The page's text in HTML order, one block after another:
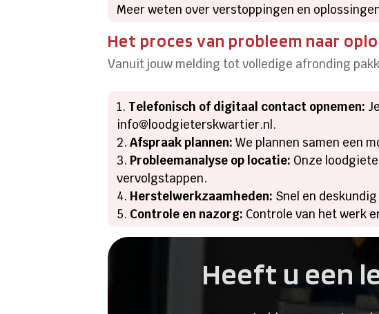
Meer weten over verstoppingen en
Het proces van probleem naar
Vanuit jouw melding tot volledige afronding
Telefonisch of digitaal contact opnemen:
info@loodgieterskwartier.nl.
Afspraak plannen: We plannen samen een
Probleemanalyse op locatie: Onze
vervolgstappen.
Herstelwerkzaamheden: Snel en
Controle en nazorg: Controle van het werk
Heeft u een